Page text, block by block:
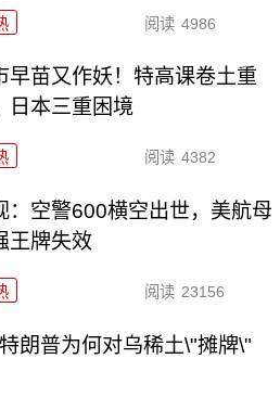
阅读 4986
早苗又作妖！特高课卷土重
日本三重困境
阅读 4382
：空警600横空出世，美航母
王牌失效
阅读 23156
朗普为何对乌稀土\"摊牌\"